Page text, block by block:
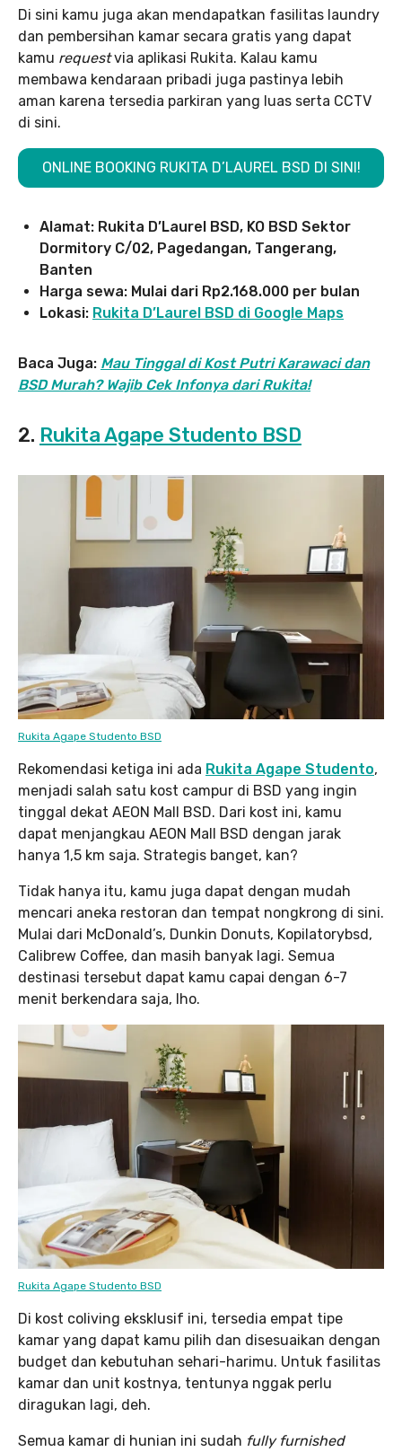
Di sini kamu juga akan mendapatkan fasilitas laundry
dan pembersihan kamar secara gratis yang dapat
kamu requestvia aplikasi Rukita. Kalau kamu
membawa kendaraan pribadi juga pastinya lebih
aman karena tersedia parkiran yang luas serta CCTV
di sini.
ONLINE BOOKING RUKITA D’LAUREL BSD DI SINI!
Alamat: Rukita D’Laurel BSD, KO BSD Sektor
Dormitory C/02, Pagedangan, Tangerang,
Banten
Harga sewa: Mulai dari Rp2.168.000 per bulan
Lokasi: Rukita D’Laurel BSD di Google Maps
Baca Juga: Mau Tinggal di Kost Putri Karawaci dan
BSD Murah? Wajib Cek Infonya dari Rukita!
2. Rukita Agape Studento BSD
Rukita Agape Studento BSD
Rekomendasi ketiga ini ada Rukita Agape Studento,
menjadi salah satu kost campur di BSD yang ingin
tinggal dekat AEON Mall BSD. Dari kost ini, kamu
dapat menjangkau AEON Mall BSD dengan jarak
hanya 1,5 km saja. Strategis banget, kan?
Tidak hanya itu, kamu juga dapat dengan mudah
mencari aneka restoran dan tempat nongkrong di sini.
Mulai dari McDonald’s, Dunkin Donuts, Kopilatorybsd,
Calibrew Coffee, dan masih banyak lagi. Semua
destinasi tersebut dapat kamu capai dengan 6-7
menit berkendara saja, lho.
Rukita Agape Studento BSD
Di kost coliving eksklusif ini, tersedia empat tipe
kamar yang dapat kamu pilih dan disesuaikan dengan
budget dan kebutuhan sehari-harimu. Untuk fasilitas
kamar dan unit kostnya, tentunya nggak perlu
diragukan lagi, deh.
Semua kamar di hunian ini sudah fully furnished